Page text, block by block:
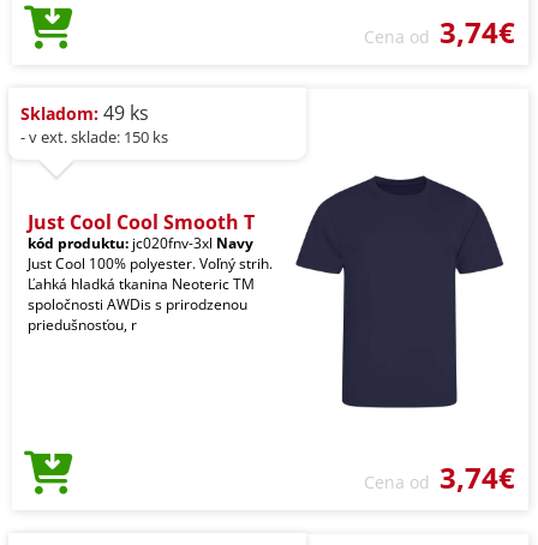
Cena od 3,74€
Skladom: 49 ks
- v ext. sklade: 150 ks
Just Cool Cool Smooth T
kód produktu: jc020fnv-3xl Navy
Just Cool 100% polyester. Voľný strih.
Ľahká hladká tkanina Neoteric TM
spoločnosti AWDis s prirodzenou
priedušnosťou, r
Cena od 3,74€